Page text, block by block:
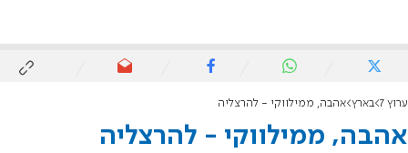
ערוץ 7 בארץ אהבה, ממילווקי - להרצליה
אהבה, ממילווקי - להרצליה